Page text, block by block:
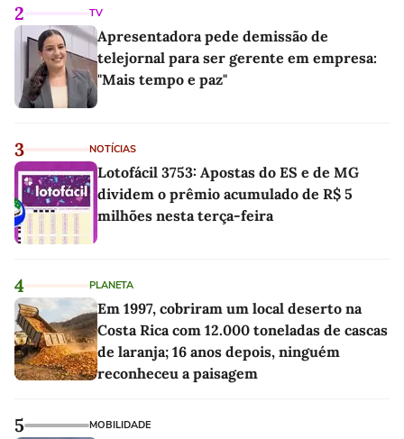
2 TV
Apresentadora pede demissão de
telejornal para ser gerente em empresa:
"Mais tempo e paz"
3 NOTÍCIAS
Lotofácil 3753: Apostas do ES e de MG
dividem o prêmio acumulado de R$ 5
milhões nesta terça-feira
4 PLANETA
Em 1997, cobriram um local deserto na
Costa Rica com 12.000 toneladas de cascas
de laranja; 16 anos depois, ninguém
reconheceu a paisagem
5 MOBILIDADE